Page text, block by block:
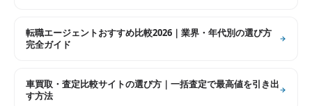
転職エージェントおすすめ比較2026｜業界・年代別の選び方
完全ガイド
車買取・査定比較サイトの選び方｜一括査定で最高値を引き出
す方法